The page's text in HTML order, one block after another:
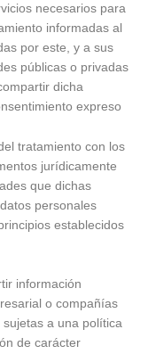
necesarios para
informadas al
por este, y a sus
públicas o privadas
dicha
expreso
tratamiento con los
jurídicamente
que dichas
personales
establecidos
información
o compañías
a una política
de carácter